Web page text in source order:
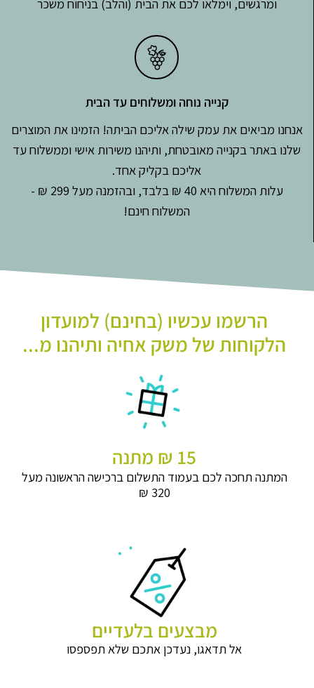
ומרגשים, וימלאו לכם את הבית (והלב) בניחוח משכר
קנייה נוחה ומשלוחים עד הבית
אנחנו מביאים את עמק שילה אליכם הביתה! הזמינו את המוצרים
שלנו באתר בקנייה מאובטחת, ותיהנו משירות אישי וממשלוח עד
אליכם בקליק אחד.
עלות המשלוח היא 40 ₪ בלבד, ובהזמנה מעל 299 ₪ -
המשלוח חינם!
הרשמו עכשיו (בחינם) למועדון
הלקוחות של משק אחיה ותיהנו מ...
15 ₪ מתנה
המתנה תחכה לכם בעמוד התשלום ברכישה הראשונה מעל
320 ₪
מבצעים בלעדיים
אל תדאגו, נעדכן אתכם שלא תפספסו